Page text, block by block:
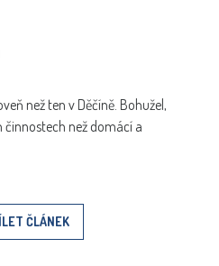
než ten v Děčíně. Bohužel,
činnostech než domácí a
ČLÁNEK